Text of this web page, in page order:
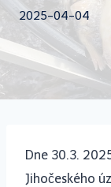
2025-04-04
Dne 30.3.
Jihočeského